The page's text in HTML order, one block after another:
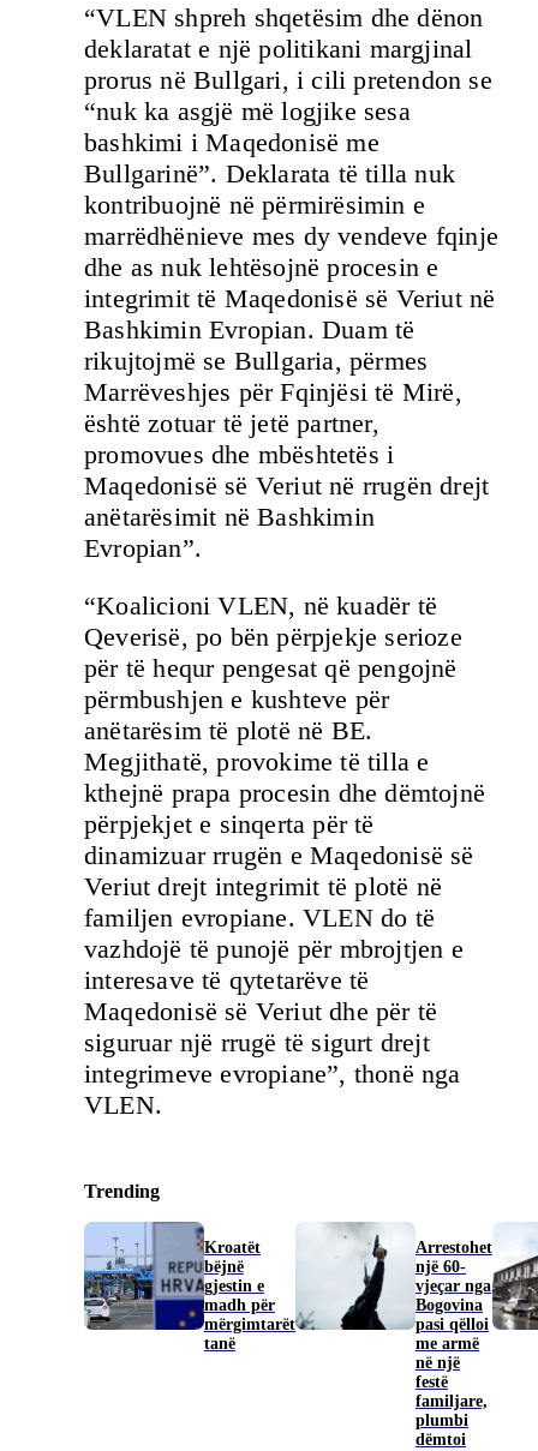
“VLEN shpreh shqetësim dhe dënon
deklaratat e një politikani margjinal
prorus në Bullgari, i cili pretendon se
“nuk ka asgjë më logjike sesa
bashkimi i Maqedonisë me
Bullgarinë”. Deklarata të tilla nuk
kontribuojnë në përmirësimin e
marrëdhënieve mes dy vendeve fqinje
dhe as nuk lehtësojnë procesin e
integrimit të Maqedonisë së Veriut në
Bashkimin Evropian. Duam të
rikujtojmë se Bullgaria, përmes
Marrëveshjes për Fqinjësi të Mirë,
është zotuar të jetë partner,
promovues dhe mbështetës i
Maqedonisë së Veriut në rrugën drejt
anëtarësimit në Bashkimin
Evropian”.
“Koalicioni VLEN, në kuadër të
Qeverisë, po bën përpjekje serioze
për të hequr pengesat që pengojnë
përmbushjen e kushteve për
anëtarësim të plotë në BE.
Megjithatë, provokime të tilla e
kthejnë prapa procesin dhe dëmtojnë
përpjekjet e sinqerta për të
dinamizuar rrugën e Maqedonisë së
Veriut drejt integrimit të plotë në
familjen evropiane. VLEN do të
vazhdojë të punojë për mbrojtjen e
interesave të qytetarëve të
Maqedonisë së Veriut dhe për të
siguruar një rrugë të sigurt drejt
integrimeve evropiane”, thonë nga
VLEN.
Trending
Kroatët
bëjnë
gjestin e
madh për
mërgimtarët
tanë
Arrestohet
një 60-
vjeçar nga
Bogovina
pasi qëlloi
me armë
në një
festë
familjare,
plumbi
dëmtoi